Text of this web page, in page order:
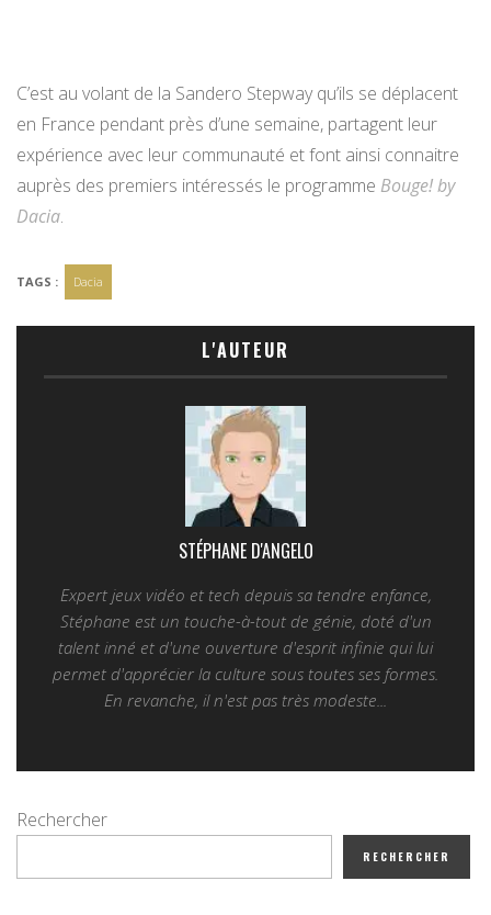
C’est au volant de la Sandero Stepway qu’ils se déplacent
en France pendant près d’une semaine, partagent leur
expérience avec leur communauté et font ainsi connaitre
auprès des premiers intéressés le programme Bouge! by
Dacia.
TAGS : Dacia
L'AUTEUR
STÉPHANE D'ANGELO
Expert jeux vidéo et tech depuis sa tendre enfance,
Stéphane est un touche-à-tout de génie, doté d'un
talent inné et d'une ouverture d'esprit infinie qui lui
permet d'apprécier la culture sous toutes ses formes.
En revanche, il n'est pas très modeste...
Rechercher
RECHERCHER